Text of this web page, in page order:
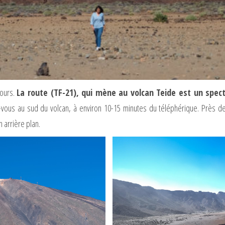
La route (TF-21), qui mène au volcan Teide est un
au sud du volcan, à environ 10-15 minutes du téléphérique. Près
arrière plan.